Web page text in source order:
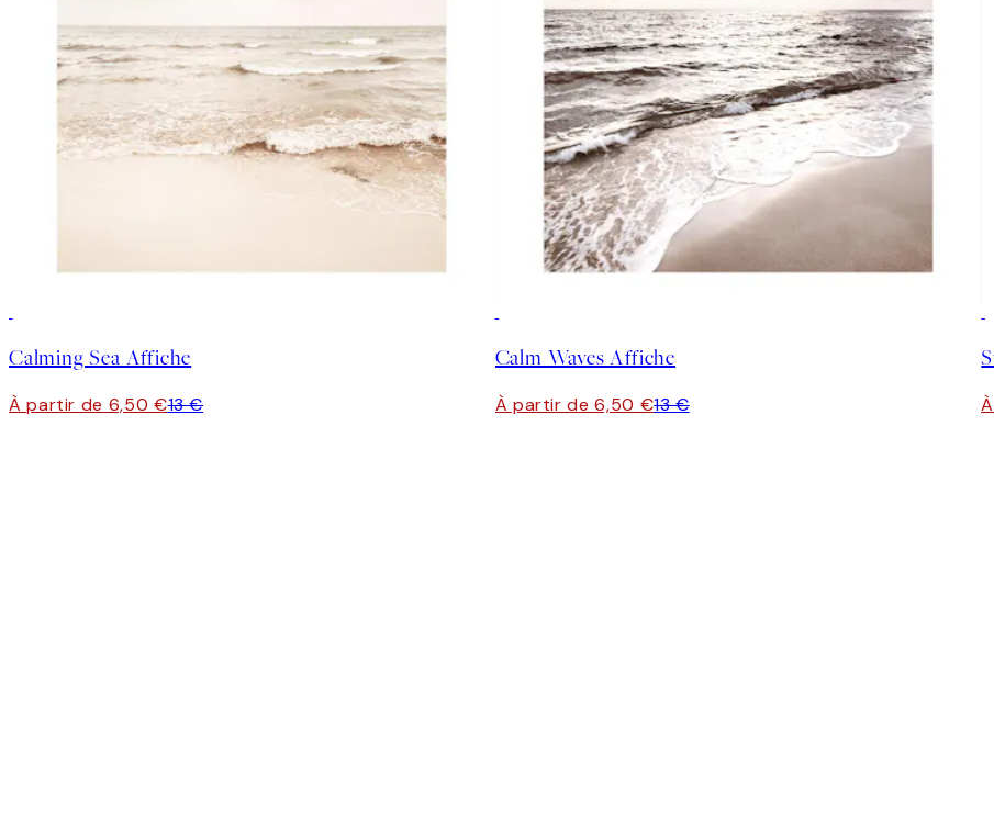
Calming Sea Affiche
À partir de 6,50 €13 €
Calm Waves Affiche
À partir de 6,50 €13 €